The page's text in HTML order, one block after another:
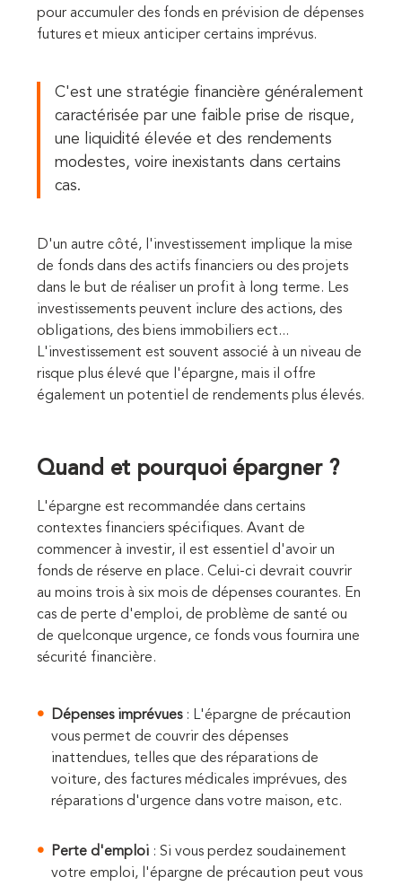
pour accumuler des fonds en prévision de dépenses
futures et mieux anticiper certains imprévus.
C'est une stratégie financière généralement
caractérisée par une faible prise de risque,
une liquidité élevée et des rendements
modestes, voire inexistants dans certains
cas.
D'un autre côté, l'investissement implique la mise
de fonds dans des actifs financiers ou des projets
dans le but de réaliser un profit à long terme. Les
investissements peuvent inclure des actions, des
obligations, des biens immobiliers ect...
L'investissement est souvent associé à un niveau de
risque plus élevé que l'épargne, mais il offre
également un potentiel de rendements plus élevés.
Quand et pourquoi épargner ?
L'épargne est recommandée dans certains
contextes financiers spécifiques. Avant de
commencer à investir, il est essentiel d'avoir un
fonds de réserve en place. Celui-ci devrait couvrir
au moins trois à six mois de dépenses courantes. En
cas de perte d'emploi, de problème de santé ou
de quelconque urgence, ce fonds vous fournira une
sécurité financière.
Dépenses imprévues: L'épargne de précaution
vous permet de couvrir des dépenses
inattendues, telles que des réparations de
voiture, des factures médicales imprévues, des
réparations d'urgence dans votre maison, etc.
Perte d'emploi : Si vous perdez soudainement
votre emploi, l'épargne de précaution peut vous